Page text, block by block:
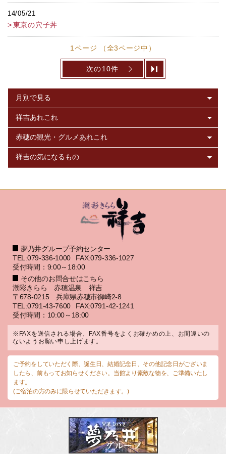
14/05/21
東京の穴子丼
1ページ （全3ページ中）
次の10件
夢乃井グループ予約センター
TEL:079-336-1000
FAX:079-336-1027
受付時間：9:00～18:00
その他のお問合せはこちら
潮彩きらら 赤穂温泉 祥吉
〒678-0215 兵庫県赤穂市御崎2-8
TEL:0791-43-7600
FAX:0791-42-1241
受付時間：10:00～18:00
※FAXを送信される場合、FAX番号をよくお確かめの上、お間違いの
ないようお願い申し上げます。
ご予約をしていただく際、誕生日、結婚記念日、その他記念日がございま
したら、前もってお知らせください。当館より素敵な物を、ご準備いたし
ます。
(ご宿泊の方のみに限らせていただきます。)